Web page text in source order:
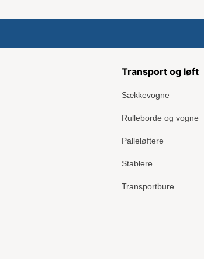
Transport og løft
Sækkevogne
Rulleborde og vogne
Palleløftere
Stablere
Transportbure